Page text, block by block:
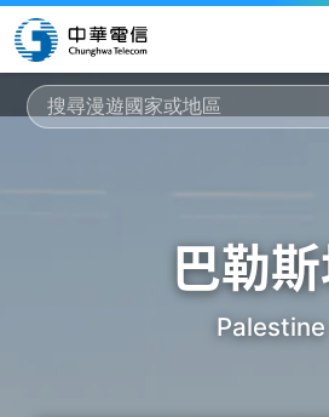
巴勒
Palestine